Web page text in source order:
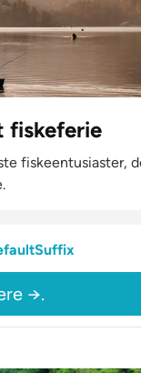
fiskeferie
fiskeentusiaster,
→.